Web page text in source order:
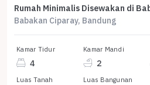
Babakan Ciparay, Bandung
Kamar Tidur
4
Kamar Mandi
2
Luas Tanah Luas Bangunan